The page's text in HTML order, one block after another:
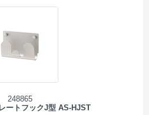
248865
ートフックJ型 AS-HJST